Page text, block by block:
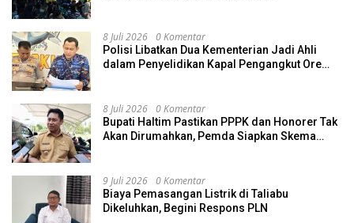
8 Juli 2026 0 Komentar
Polisi Libatkan Dua Kementerian Jadi Ahli
dalam Penyelidikan Kapal Pengangkut Ore
8 Juli 2026 0 Komentar
Bupati Haltim Pastikan PPPK dan Honorer Tak
Akan Dirumahkan, Pemda Siapkan Skema
9 Juli 2026 0 Komentar
Biaya Pemasangan Listrik di Taliabu
Dikeluhkan, Begini Respons PLN